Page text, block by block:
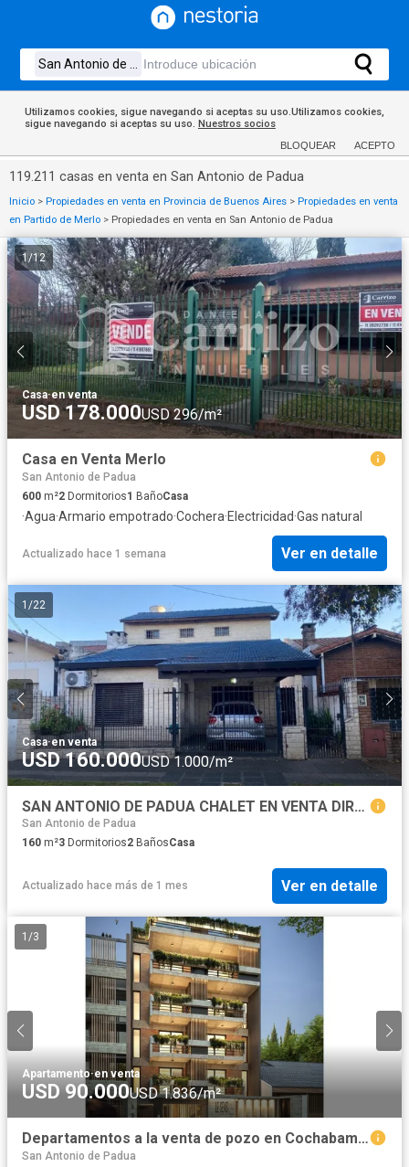
Utilizamos cookies, sigue navegando si aceptas su uso.Utilizamos cookies,
sigue navegando si aceptas su uso. Nuestros socios
BLOQUEAR ACEPTO
119.211 casas en venta en San Antonio de Padua
Inicio > Propiedades en venta en Provincia de Buenos Aires > Propiedades en venta
en Partido de Merlo > Propiedades en venta en San Antonio de Padua
1/12
Casa·en venta
USD 178.000USD 296/m²
Casa en Venta Merlo
San Antonio de Padua
600 m²2 Dormitorios1 BañoCasa
·Agua·Armario empotrado·Cochera·Electricidad·Gas natural
Actualizado hace 1 semana Ver en detalle
1 /22
Casa·en venta
USD 160.000USD 1.000/m²
SAN ANTONIO DE PADUA CHALET EN VENTA DIRECTORIO AL 600
San Antonio de Padua
160 m²3 Dormitorios2 BañosCasa
Actualizado hace más de 1 mes Ver en detalle
1 /3
Apartamento·en venta
USD 90.000USD 1.836/m²
Departamentos a la venta de pozo en Cochabamba al 100 en Padua
San Antonio de Padua